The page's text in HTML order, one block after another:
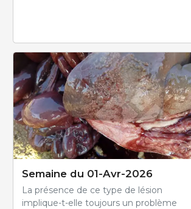
Semaine du 01-Avr-2026
La présence de ce type de lésion
implique-t-elle toujours un problème